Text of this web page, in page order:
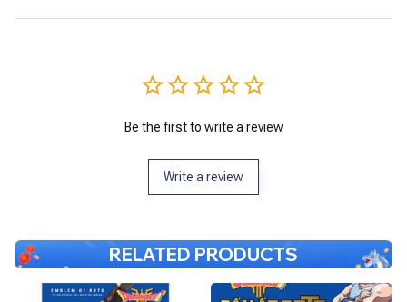
Be the first to write a review
Write a review
RELATED PRODUCTS